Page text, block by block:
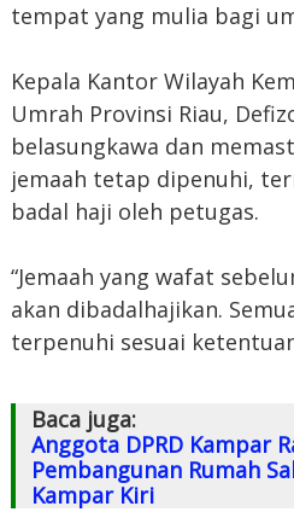
tempat yang mulia bagi
Kepala Kantor Wilayah
Umrah Provinsi Riau,
belasungkawa dan
jemaah tetap dipenuhi,
badal haji oleh petugas.
“Jemaah yang wafat
akan dibadalhajikan.
terpenuhi sesuai
Baca juga:
Anggota DPRD Kampar
Pembangunan Rumah
Kampar Kiri